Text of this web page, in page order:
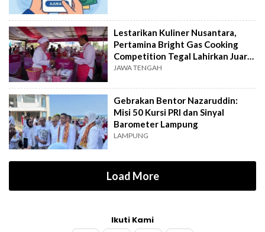
Lestarikan Kuliner Nusantara,
Pertamina Bright Gas Cooking
Competition Tegal Lahirkan Juara
Baru
JAWA TENGAH
Gebrakan Bentor Nazaruddin:
Misi 50 Kursi PRI dan Sinyal
Barometer Lampung
LAMPUNG
Load More
Ikuti Kami